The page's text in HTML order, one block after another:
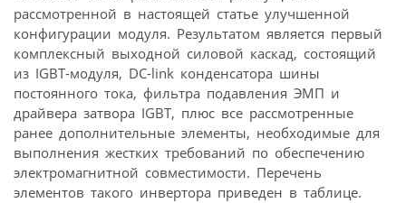
рассмотренной в настоящей статье улучшенной
конфигурации модуля. Результатом является первый
комплексный выходной силовой каскад, состоящий
из IGBT-модуля, DC-link конденсатора шины
постоянного тока, фильтра подавления ЭМП и
драйвера затвора IGBT, плюс все рассмотренные
ранее дополнительные элементы, необходимые для
выполнения жестких требований по обеспечению
электромагнитной совместимости. Перечень
элементов такого инвертора приведен в таблице.